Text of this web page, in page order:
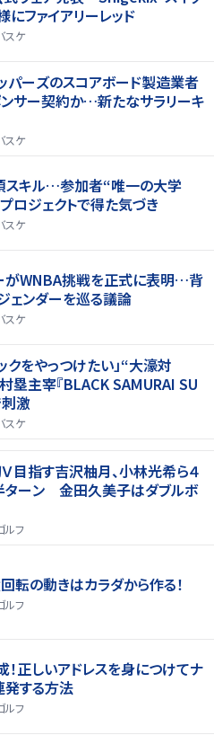
にファイアリーレッド
スケ
パーズのスコアボード製造業者
サー契約か‬…新たなサラリーキ
スケ
スキル…参加者“唯一の大学
ロジェクトで得た気づき
スケ
がWNBA挑戦を正式に表明…背
ェンダーを巡る議論
スケ
クをやっつけたい」“大濠対
主宰『BLACK SAMURAI SU
激
スケ
Ｖ目指す吉沢柚月、小林光希ら４
ターン 金田久美子はダブルボ
ルフ
回転の動きはカラダから作る！
ルフ
！正しいアドレスを身につけてナ
発する方法
ルフ